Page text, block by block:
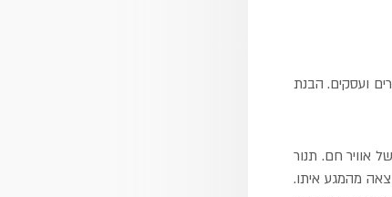
ועסקים. הבנת
אוויר חם. תנור
מהמגע איתו.